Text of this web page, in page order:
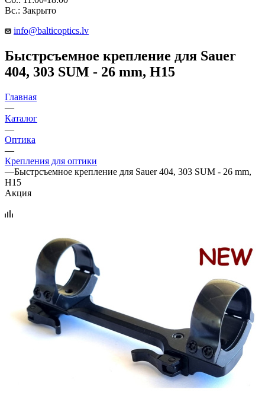
Вс.: Закрыто
info@balticoptics.lv
Быстрсъемное крепление для Sauer
404, 303 SUM - 26 mm, H15
Главная
—
Каталог
—
Оптика
—
Крепления для оптики
—Быстрсъемное крепление для Sauer 404, 303 SUM - 26 mm,
H15
Акция